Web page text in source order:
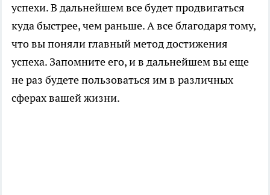
успехи. В дальнейшем все будет продвигаться
куда быстрее, чем раньше. А все благодаря тому,
что вы поняли главный метод достижения
успеха. Запомните его, и в дальнейшем вы еще
не раз будете пользоваться им в различных
сферах вашей жизни.